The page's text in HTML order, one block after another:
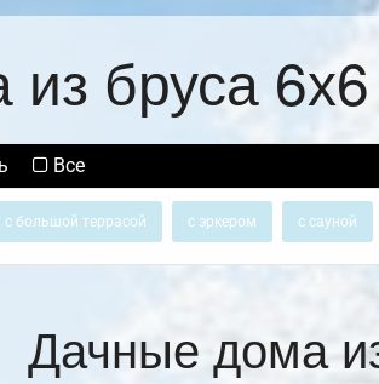
бруса
Все
с большой террасой с эркером с сауной
Дачные дома